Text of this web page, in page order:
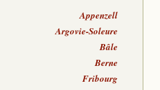
Appenzell
Argovie-Soleure
Bâle
Berne
Fribourg